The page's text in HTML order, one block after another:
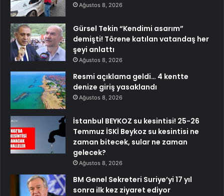
Ağustos 8, 2026
Gürsel Tekin “Kendimi asarım”
demişti! Törene katılan vatandaş her
şeyi anlattı
Ağustos 8, 2026
Resmi açıklama geldi… 4 kentte
denize giriş yasaklandı
Ağustos 8, 2026
İstanbul BEYKOZ su kesintisi! 25-26
Temmuz İSKİ Beykoz su kesintisi ne
zaman bitecek, sular ne zaman
gelecek?
Ağustos 8, 2026
BM Genel Sekreteri Suriye’yi 17 yıl
sonra ilk kez ziyaret ediyor